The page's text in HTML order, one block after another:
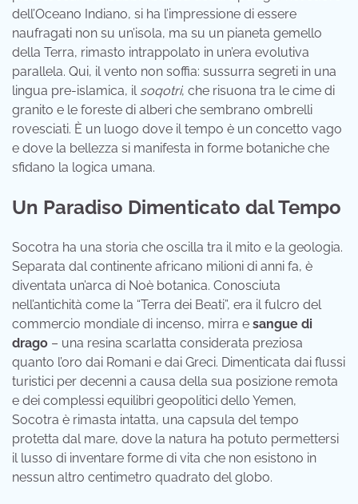
dell’Oceano Indiano, si ha l’impressione di essere
naufragati non su un’isola, ma su un pianeta gemello
della Terra, rimasto intrappolato in un’era evolutiva
parallela. Qui, il vento non soffia: sussurra segreti in una
lingua pre-islamica, il soqotri, che risuona tra le cime di
granito e le foreste di alberi che sembrano ombrelli
rovesciati. È un luogo dove il tempo è un concetto vago
e dove la bellezza si manifesta in forme botaniche che
sfidano la logica umana.
Un Paradiso Dimenticato dal Tempo
Socotra ha una storia che oscilla tra il mito e la geologia.
Separata dal continente africano milioni di anni fa, è
diventata un’arca di Noè botanica. Conosciuta
nell’antichità come la “Terra dei Beati”, era il fulcro del
commercio mondiale di incenso, mirra e sangue di
drago – una resina scarlatta considerata preziosa
quanto l’oro dai Romani e dai Greci. Dimenticata dai flussi
turistici per decenni a causa della sua posizione remota
e dei complessi equilibri geopolitici dello Yemen,
Socotra è rimasta intatta, una capsula del tempo
protetta dal mare, dove la natura ha potuto permettersi
il lusso di inventare forme di vita che non esistono in
nessun altro centimetro quadrato del globo.